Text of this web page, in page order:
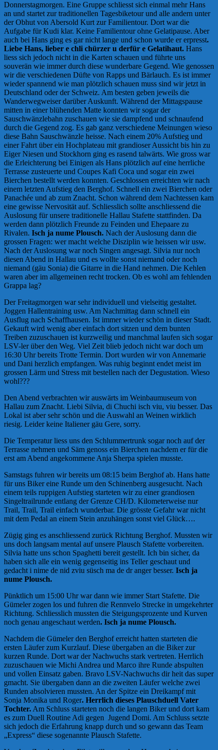
Donnerstagmorgen. Eine Gruppe schliesst sich einmal mehr Hans
an und startet zur traditionellen Tagesbiketour und alle andern unter
der Obhut von Abersold Kurt zur Familientour. Dort war die
Aufgabe für Kudi klar. Keine Familientour ohne Gelatipause. Aber
auch bei Hans ging es gar nicht lange und schon wurde er erpresst.
Liebe Hans, lieber e chli chürzer u derfür e Gelatihaut. Hans
liess sich jedoch nicht in die Karten schauen und führte uns
souverän wie immer durch diese wunderbare Gegend. Wie genossen
wir die verschiedenen Düfte von Rapps und Bärlauch. Es ist immer
wieder spannend wie man plötzlich schauen muss sind wir jetzt in
Deutschland oder der Schweiz. Am besten geben jeweils die
Wanderwegweiser darüber Auskunft. Während der Mittagspause
mitten in einer blühenden Matte konnten wir sogar der
Sauschwänzlebahn zuschauen wie sie dampfend und schnaufend
durch die Gegend zog. Es gab ganz verschiedene Meinungen wieso
diese Bahn Sauschwänzle heisse. Nach einem 20% Aufstieg und
einer Fahrt über ein Hochplateau mit grandioser Aussicht bis hin zu
Eiger Niesen und Stockhorn ging es rasend talwärts. Wie gross war
die Erleichterung bei Einigen als Hans plötzlich auf eine herrliche
Terrasse zusteuerte und Coupes Kafi Coca und sogar ein zwei
Bierchen bestellt werden konnten. Geschlossen erreichten wir nach
einem letzten Aufstieg den Berghof. Schnell ein zwei Bierchen oder
Panachée und ab zum Znacht. Schon während dem Nachtessen kam
eine gewisse Nervosität auf. Schliesslich sollte anschliessend die
Auslosung für unsere traditionelle Hallau Stafette stattfinden. Da
werden dann plötzlich Freunde zu Feinden und Ehepaare zu
Rivalen. Isch ja nume Plousch. Nach der Auslosung dann die
grossen Fragen: wer macht welche Disziplin wie heissen wir usw.
Nach der Auslosung war noch Singen angesagt. Silvia nur noch
diesen Abend in Hallau und es wollte sonst niemand oder noch
niemand (gäu Sonia) die Gitarre in die Hand nehmen. Die Kehlen
waren aber im allgemeinen recht trocken. Ob es wohl am fehlenden
Grappa lag?
Der Freitagmorgen war sehr individuell und vielseitig gestaltet.
Joggen Hallentraining usw. Am Nachmittag dann schnell ein
Ausflug nach Schaffhausen. Ist immer wieder schön in dieser Stadt.
Gekauft wird wenig aber einfach dort sitzen und dem bunten
Treiben zuzuschauen ist kurzweilig und manchmal laufen sich sogar
LSV-ler über den Weg. Viel Zeit blieb jedoch nicht war doch um
16:30 Uhr bereits Trotte Termin. Dort wurden wir von Annemarie
und Dani herzlich empfangen. Was ruhig beginnt endet meist im
grossen Lärm und Stress mit bestellen nach der Degustation. Wieso
wohl???
Den Abend verbrachten wir auswärts im Weinbaumuseum von
Hallau zum Znacht. Liebi Silvia, di Chuchi isch viu, viu besser. Das
Lokal ist aber sehr schön und die Auswahl an Weinen wirklich
riesig. Leider keine Italiener gäu Gere, sorry.
Die Temperatur liess uns den Schlummertrunk sogar noch auf der
Terrasse nehmen und Säm genoss ein Bierchen nachdem er für die
erst am Abend angekommene Anja Sherpa spielen musste.
Samstags fuhren wir bereits um 08:15 beim Berghof ab. Hans hatte
für uns Biker eine Runde um den Schinenberg ausgesucht. Nach
einem teils ruppigen Aufstieg starteten wir zu einer grandiosen
Singeltrailrunde entlang der Grenze CH/D. Kilometerweise nur
Trail, Trail, Trail einfach wunderbar. Die grösste Gefahr war nicht
mit dem Pedal an einem Stein anzuhängen sonst viel Glück….
Zügig ging es anschliessend zurück Richtung Berghof. Mussten wir
uns doch langsam mental auf unsere Plausch Stafette vorbereiten.
Silvia hatte uns schon Spaghetti bereit gestellt. Ich bin sicher, da
haben sich alle ein wenig gegenseitig ins Teller geschaut und
gedacht i nime de nid zviu süsch ma de dr anger besser. Isch ja
nume Plousch.
Pünktlich um 15:00 Uhr war dann wie immer Start Stafette. Die
Gümeler zogen los und fuhren die Rennvelo Strecke in umgekehrter
Richtung. Schliesslich mussten die Steigungsprozente und Kurven
noch genau angeschaut werden. Isch ja nume Plousch.
Nachdem die Gümeler den Berghof erreicht hatten starteten die
ersten Läufer zum Kurzlauf. Diese übergaben an die Biker zur
kurzen Runde. Dort war der Nachwuchs stark vertreten. Herrlich
zuzuschauen wie Michi Andrea und Marco ihre Runde abspulten
und vollen Einsatz gaben. Bravo LSV-Nachwuchs dir heit das super
gmacht. Sie übergaben dann an die zweiten Läufer welche zwei
Runden absolvieren mussten. An der Spitze ein Dreikampf mit
Sonja Monika und Roger. Herrlich dieses Plauschduell Vater
Tochter. Am Schluss starteten noch die langen Biker und dort kam
es zum Duell Routine Adi gegen Jugend Domi. Am Schluss setzte
sich jedoch die Erfahrung knapp durch und so gewann das Team
„Express“ diese sogenannte Plausch Stafette.